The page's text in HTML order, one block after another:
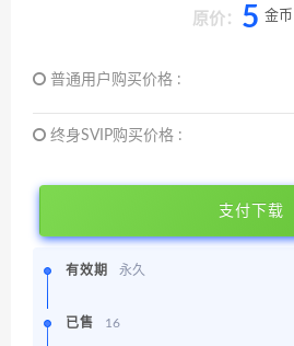
原价： 5 金币
普通用户购买价格 :
终身SVIP购买价格 :
支付下载
有效期 永久
已售 16